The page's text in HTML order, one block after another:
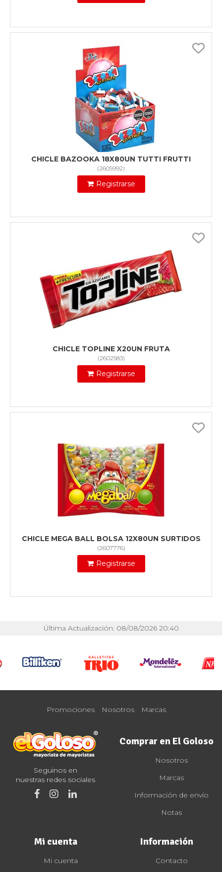
CHICLE BAZOOKA 18X80UN TUTTI FRUTTI
(2605992)
Registrarse
CHICLE TOPLINE X20UN FRUTA
(2602583)
Registrarse
CHICLE MEGA BALL BOLSA 12X80UN SURTIDOS
(2607776)
Registrarse
Última Actualización: 08/08/2026 20:40
Promociones Nosotros Marcas
Seguinos en
nuestras redes sociales
Comprar en El Goloso
Nosotros
Marcas
Información de envío
Notas
Mi cuenta
Mi cuenta
Información
Contacto